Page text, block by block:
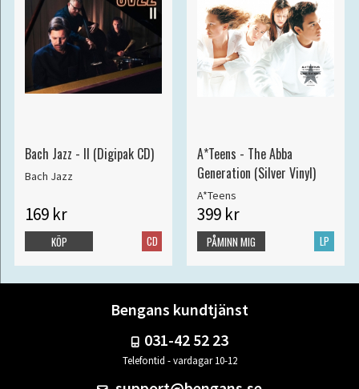
Bach Jazz - II (Digipak CD)
Bach Jazz
169 kr
CD
KÖP
A*Teens - The Abba
Generation (Silver Vinyl)
A*Teens
399 kr
LP
PÅMINN MIG
Bengans kundtjänst
031-42 52 23
Telefontid - vardagar 10-12